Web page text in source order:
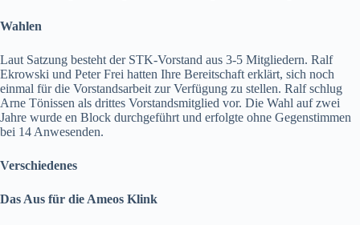
Wahlen
Laut Satzung besteht der STK-Vorstand aus 3-5 Mitgliedern. Ralf
Ekrowski und Peter Frei hatten Ihre Bereitschaft erklärt, sich noch
einmal für die Vorstandsarbeit zur Verfügung zu stellen. Ralf schlug
Arne Tönissen als drittes Vorstandsmitglied vor. Die Wahl auf zwei
Jahre wurde en Block durchgeführt und erfolgte ohne Gegenstimmen
bei 14 Anwesenden.
Verschiedenes
Das Aus für die Ameos Klink